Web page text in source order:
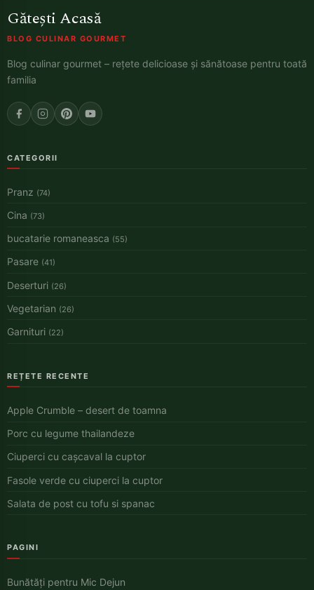
Gătești Acasă
BLOG CULINAR GOURMET
Blog culinar gourmet – rețete delicioase și sănătoase pentru toată
familia
CATEGORII
Pranz (74)
Cina (73)
bucatarie romaneasca (55)
Pasare (41)
Deserturi (26)
Vegetarian (26)
Garnituri (22)
REȚETE RECENTE
Apple Crumble – desert de toamna
Porc cu legume thailandeze
Ciuperci cu cașcaval la cuptor
Fasole verde cu ciuperci la cuptor
Salata de post cu tofu si spanac
PAGINI
Bunătăți pentru Mic Dejun